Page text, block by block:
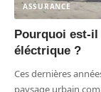
ASSURANCE
Pourquoi est-
éléctrique ?
Ces dernières
paysage urbain